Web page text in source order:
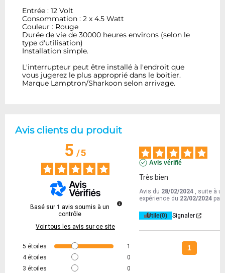
Entrée : 12 Volt
Consommation : 2 x 4.5 Watt
Couleur : Rouge
Durée de vie de 30000 heures environs (selon le
type d'utilisation)
Installation simple.
L'interrupteur peut être installé à l'endroit que
vous jugerez le plus approprié dans le boitier.
Marque Lamptron/Sharkoon selon arrivage.
Avis clients du produit
5/5
Basé sur 1 avis soumis à un
contrôle
Voir tous les avis sur ce site
5 étoiles
1
4 étoiles
0
3 étoiles
0
Avis vérifié
Très bien
Avis du 28/02/2024 , suite à
expérience du 22/02/2024 par
Utile(0) Signaler
1